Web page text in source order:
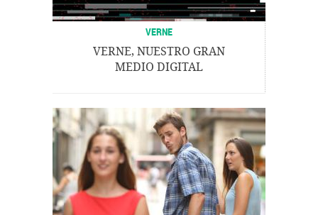
VERNE
VERNE, NUESTRO GRAN
MEDIO DIGITAL